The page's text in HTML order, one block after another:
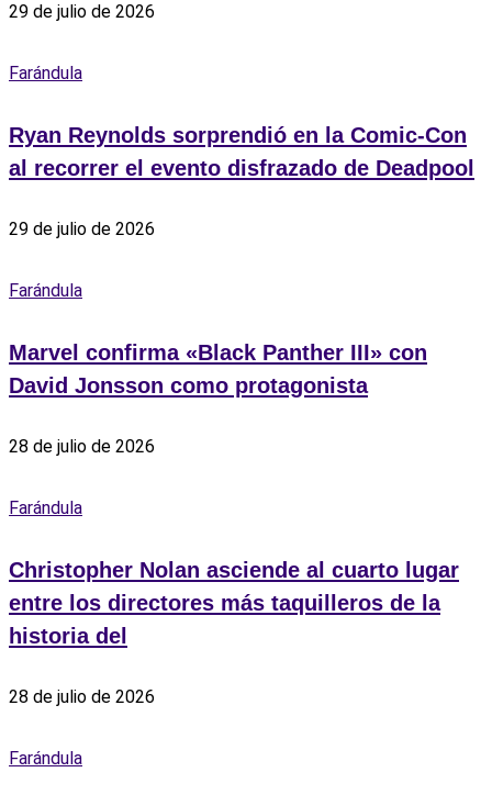
29 de julio de 2026
Farándula
Ryan Reynolds sorprendió en la Comic-Con
al recorrer el evento disfrazado de Deadpool
29 de julio de 2026
Farándula
Marvel confirma «Black Panther III» con
David Jonsson como protagonista
28 de julio de 2026
Farándula
Christopher Nolan asciende al cuarto lugar
entre los directores más taquilleros de la
historia del
28 de julio de 2026
Farándula